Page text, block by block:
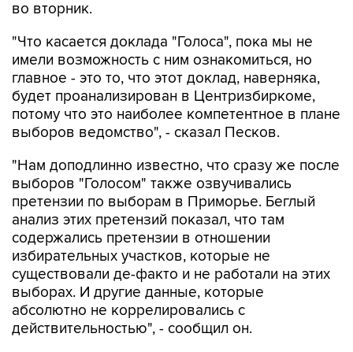
во вторник.
"Что касается доклада "Голоса", пока мы не
имели возможность с ним ознакомиться, но
главное - это то, что этот доклад, наверняка,
будет проанализирован в Центризбиркоме,
потому что это наиболее компетентное в плане
выборов ведомство", - сказал Песков.
"Нам доподлинно известно, что сразу же после
выборов "Голосом" также озвучивались
претензии по выборам в Приморье. Беглый
анализ этих претензий показал, что там
содержались претензии в отношении
избирательных участков, которые не
существовали де-факто и не работали на этих
выборах. И другие данные, которые
абсолютно не коррелировались с
действительностью", - сообщил он.